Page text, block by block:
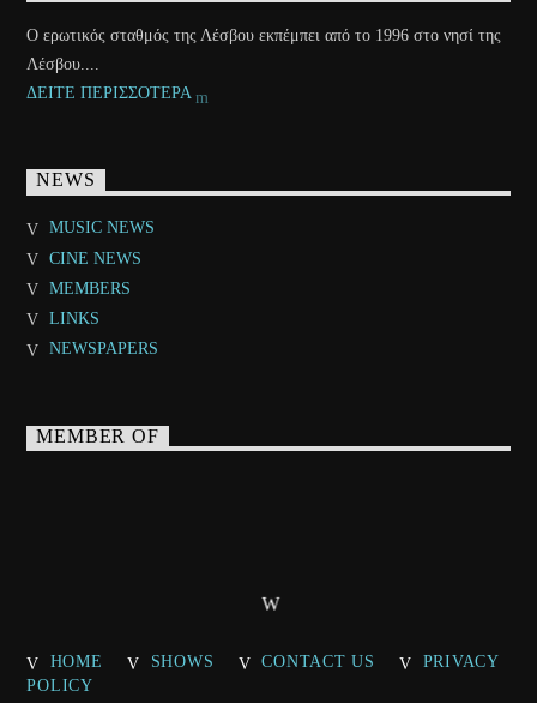
Ο ερωτικός σταθμός της Λέσβου εκπέμπει από το 1996 στο νησί της
Λέσβου....
ΔΕΙΤΕ ΠΕΡΙΣΣΟΤΕΡΑ
NEWS
MUSIC NEWS
CINE NEWS
MEMBERS
LINKS
NEWSPAPERS
MEMBER OF
HOME SHOWS CONTACT US
PRIVACY
POLICY